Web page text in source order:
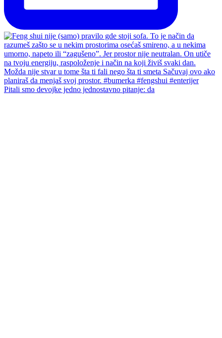
Pitali smo devojke jedno jednostavno pitanje: da